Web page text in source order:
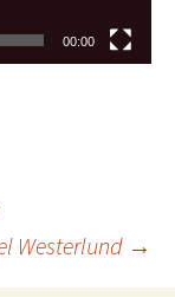
00:00
Westerlund →